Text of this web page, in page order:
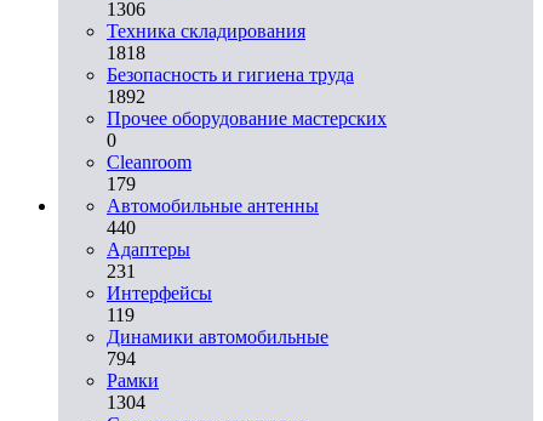
1306
Техника складирования
1818
Безопасность и гигиена труда
1892
Прочее оборудование мастерских
0
Cleanroom
179
Автомобильные антенны
440
Адаптеры
231
Интерфейсы
119
Динамики автомобильные
794
Рамки
1304